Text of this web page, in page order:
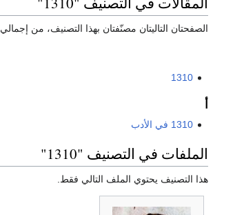
الصفحتان التاليتان مصنّفتان بهذا التصنيف، من إجمالي 2.
1310
1310 في الأدب
الملفات في التصنيف "1310"
هذا التصنيف يحتوي الملف التالي فقط.